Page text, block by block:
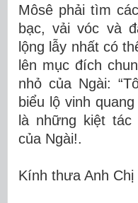
Môsê phải tìm
bạc, vải vóc và
lộng lẫy nhất có
lên mục đích
nhỏ của Ngài:
biểu lộ vinh
là những kiệt
của Ngài!.
Kính thưa Anh Chị